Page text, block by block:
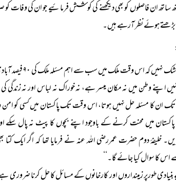
ان فاصلوں کو بھی دیکھنے کی کوشش فرمائیے جو ان کی
ہوئے نظر آرہے ہیں۔
’’اس میں کوئی
وطن میں نہ مکان میسر ہے، نہ خوراک نہ لباس اور نہ زندگی کی
کا مسئلہ حل نہیں ہوتا، اس وقت تک پاکستان میں کسی کو امن
میں محنت کرنے کے باوجود اپنے بچوں کا پیٹ نہ پال سکے
خلیفۂ دوم حضرت عمررضی اللہ عنہ نے فرمایا تھا کہ اگر
کا سوال کیا جائے گا۔‘‘
طورپر زمینداروں اور کارخانوں کے مسائل کا حل کرنا ضروری ہے